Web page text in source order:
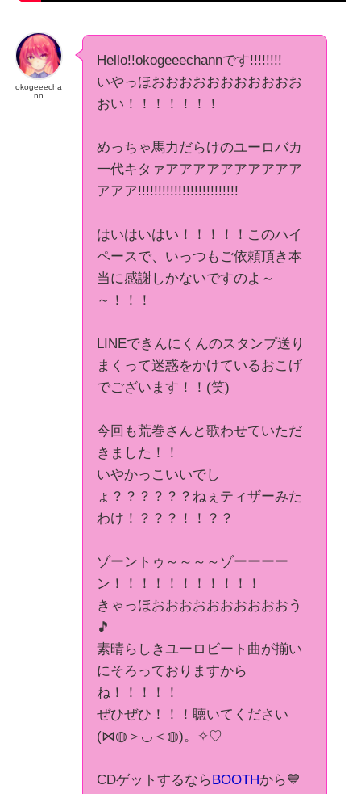
okogeeecha
nn
Hello!!okogeeechannです!!!!!!!!
いやっほおおおおおおおおおおお
おい！！！！！！！
めっちゃ馬力だらけのユーロバカ
一代キタァアアアアアアアアアア
アアア!!!!!!!!!!!!!!!!!!!!!!!!!
はいはいはい！！！！！このハイ
ペースで、いっつもご依頼頂き本
当に感謝しかないですのよ～
～！！！
LINEできんにくんのスタンプ送り
まくって迷惑をかけているおこげ
でございます！！(笑)
今回も荒巻さんと歌わせていただ
きました！！
いやかっこいいでし
ょ？？？？？？ねぇティザーみた
わけ！？？？！！？？
ゾーントゥ～～～～ゾーーーー
ン！！！！！！！！！！！
きゃっほおおおおおおおおおおう
🎵
素晴らしきユーロビート曲が揃い
にそろっておりますから
ね！！！！！
ぜひぜひ！！！聴いてください
(⋈◍＞◡＜◍)。✧♡
CDゲットするならBOOTHから💙